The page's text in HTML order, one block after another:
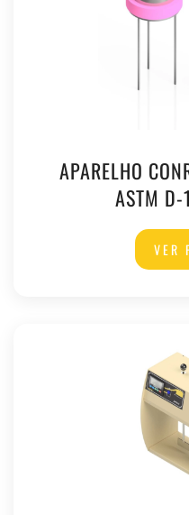
APARELHO
ASTM
VER